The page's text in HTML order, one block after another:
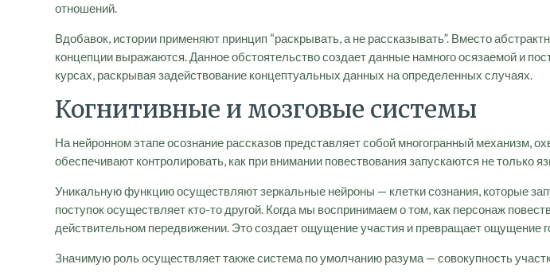
отношений.
Вдобавок, истории применяют принцип “раскрывать, а не рассказывать”. Вместо
концепции выражаются. Данное обстоятельство создает данные намного осязаемой и
курсах, раскрывая задействование концептуальных данных на определенных случаях.
Когнитивные и мозговые системы
На нейронном этапе осознание рассказов представляет собой многогранный
обеспечивают контролировать, как при внимании повествования запускаются не
Уникальную функцию осуществляют зеркальные нейроны — клетки сознания, которые
поступок осуществляет кто-то другой. Когда мы воспринимаем о том, как персонаж
действительном передвижении. Это создает ощущение участия и превращает ощущение
Значимую роль осуществляет также система по умолчанию разума — совокупность